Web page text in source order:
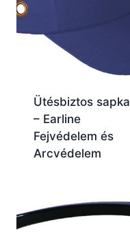
Ütésbiztos sapka
– Earline
Fejvédelem és
Arcvédelem